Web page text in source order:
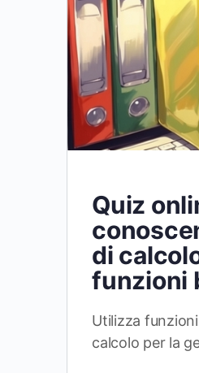
Quiz
di
funzioni
Utilizza
calcolo per la